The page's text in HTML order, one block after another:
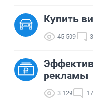
Купить
45 509
рекламы
3 129 17